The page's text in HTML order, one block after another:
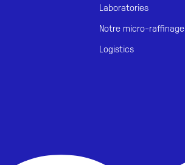
Laboratories
Notre micro-raffinage
Logistics